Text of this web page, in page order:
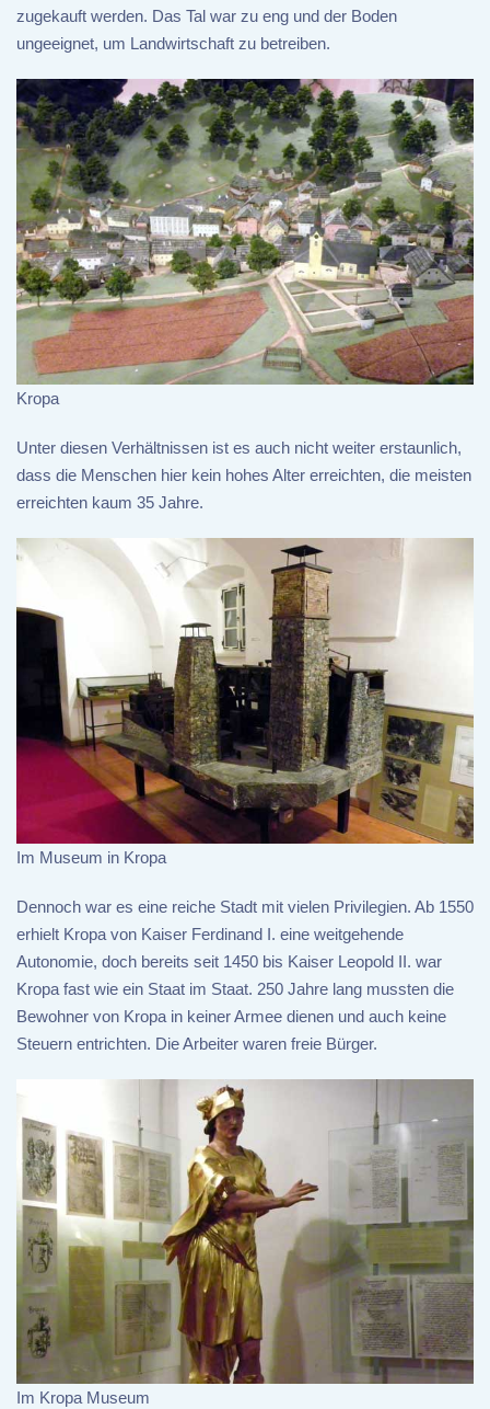
zugekauft werden. Das Tal war zu eng und der Boden
ungeeignet, um Landwirtschaft zu betreiben.
Kropa
Unter diesen Verhältnissen ist es auch nicht weiter erstaunlich,
dass die Menschen hier kein hohes Alter erreichten, die meisten
erreichten kaum 35 Jahre.
Im Museum in Kropa
Dennoch war es eine reiche Stadt mit vielen Privilegien. Ab 1550
erhielt Kropa von Kaiser Ferdinand I. eine weitgehende
Autonomie, doch bereits seit 1450 bis Kaiser Leopold II. war
Kropa fast wie ein Staat im Staat. 250 Jahre lang mussten die
Bewohner von Kropa in keiner Armee dienen und auch keine
Steuern entrichten. Die Arbeiter waren freie Bürger.
Im Kropa Museum